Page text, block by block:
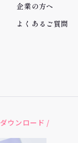
企業の方へ
よくあるご質問
ウンロード /